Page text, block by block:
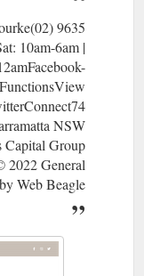
9635
10am-6am |
NSW
Capital Group
2022 General
Web Beagle